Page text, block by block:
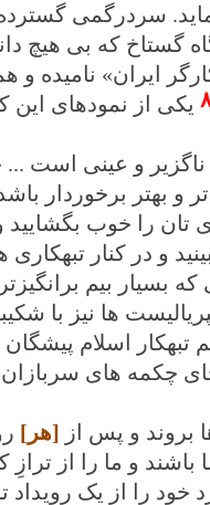
سردرگمی
گستاخ که بی هیچ
ایران» نامیده و
یکی از نمودهای این
و عینی است ...
بهتر برخوردار
تان را خوب
و در کنار
بسیار بیم
ها نیز با
اسلام پیشگان
چکمه های
بروند و پس از [هر]
و ما را از ترازِ
خود را از یک رویداد